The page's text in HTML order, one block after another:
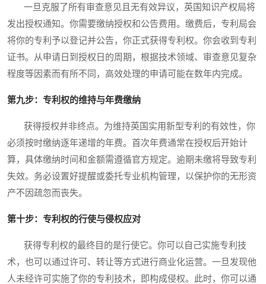
一旦克服了所有审查意见且无有效异议，英国知识产权局将
发出授权通知。你需要缴纳授权和公告费用。缴费后，专利局会
将你的专利予以登记并公告，你正式获得专利权。你会收到专利
证书。从申请日到授权日的周期，根据技术领域、审查意见复杂
程度等因素而有所不同，高效处理的申请可能在数年内完成。
第九步：专利权的维持与年费缴纳
获得授权并非终点。为维持英国实用新型专利的有效性，你
必须按时缴纳逐年递增的年费。首次年费通常在授权后开始计
算，具体缴纳时间和金额需遵循官方规定。逾期未缴将导致专利
失效。务必设置好提醒或委托专业机构管理，以保护你的无形资
产不因疏忽而丧失。
第十步：专利权的行使与侵权应对
获得专利权的最终目的是行使它。你可以自己实施专利技
术，也可以通过许可、转让等方式进行商业化运营。一旦发现他
人未经许可实施了你的专利技术，即构成侵权。此时，你可以通